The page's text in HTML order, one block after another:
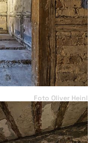
Foto Oliver Heinl